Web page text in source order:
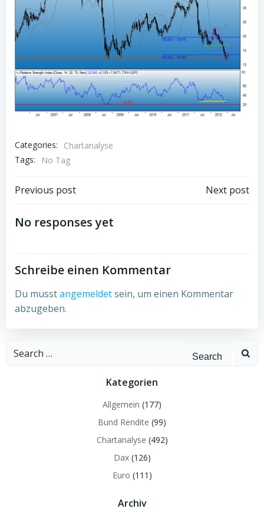
Categories:
Chartanalyse
Tags:
No Tag
Post
navigation
Previous post Next post
No responses yet
Schreibe einen Kommentar
Du musstangemeldetsein, um einen Kommentar
abzugeben.
Search
Kategorien
Allgemein (177)
Bund Rendite (99)
Chartanalyse (492)
Dax(126)
Euro (111)
Archiv